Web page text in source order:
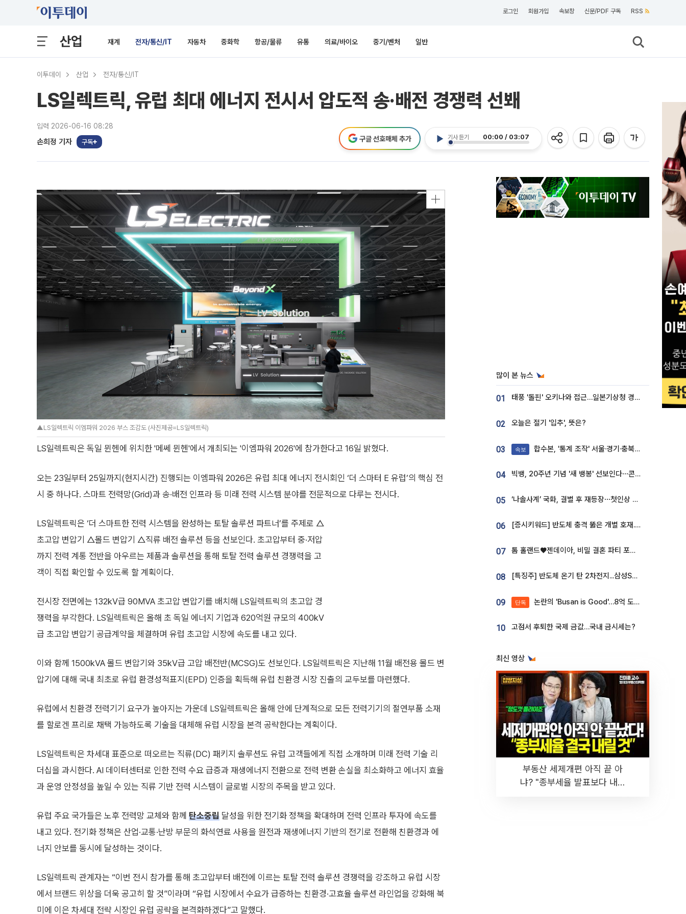
로그인 회원가입 속보창 신문/PDF 구독 RSS
산업 재계 전자/통신/IT 자동차 중화학 항공/물류 유통 의료/바이오 중기/벤처 일반
이투데이 산업 전자/통신/IT
LS일렉트릭, 유럽 최대 에너지 전시서 압도적 송·배전 경쟁력 선봬
입력 2026-06-16 08:28
손희정 기자 구독
기사 듣기 00:00 / 03:07
구글 선호매체 추가
▲LS일렉트릭 이엠파워 2026 부스 조감도 (사진제공=LS일렉트릭)
LS일렉트릭은 독일 뮌헨에 위치한 '메쎄 뮌헨'에서 개최되는 '이엠파워 2026'에 참가한다고 16일 밝혔다.
오는 23일부터 25일까지(현지시간) 진행되는 이엠파워 2026은 유럽 최대 에너지 전시회인 ‘더 스마터 E 유럽’의 핵심 전
시 중 하나다. 스마트 전력망(Grid)과 송·배전 인프라 등 미래 전력 시스템 분야를 전문적으로 다루는 전시다.
LS일렉트릭은 ‘더 스마트한 전력 시스템을 완성하는 토탈 솔루션 파트너’를 주제로 △
초고압 변압기 △몰드 변압기 △직류 배전 솔루션 등을 선보인다. 초고압부터 중·저압
까지 전력 계통 전반을 아우르는 제품과 솔루션을 통해 토탈 전력 솔루션 경쟁력을 고
객이 직접 확인할 수 있도록 할 계획이다.
전시장 전면에는 132kV급 90MVA 초고압 변압기를 배치해 LS일렉트릭의 초고압 경
쟁력을 부각한다. LS일렉트릭은 올해 초 독일 에너지 기업과 620억원 규모의 400kV
급 초고압 변압기 공급계약을 체결하며 유럽 초고압 시장에 속도를 내고 있다.
이와 함께 1500kVA 몰드 변압기와 35kV급 고압 배전반(MCSG)도 선보인다. LS일렉트릭은 지난해 11월 배전용 몰드 변
압기에 대해 국내 최초로 유럽 환경성적표지(EPD) 인증을 획득해 유럽 친환경 시장 진출의 교두보를 마련했다.
유럽에서 친환경 전력기기 요구가 높아지는 가운데 LS일렉트릭은 올해 안에 단계적으로 모든 전력기기의 절연부품 소재
를 할로겐 프리로 채택 가능하도록 기술을 대체해 유럽 시장을 본격 공략한다는 계획이다.
LS일렉트릭은 차세대 표준으로 떠오르는 직류(DC) 패키지 솔루션도 유럽 고객들에게 직접 소개하며 미래 전력 기술 리
더십을 과시한다. AI 데이터센터로 인한 전력 수요 급증과 재생에너지 전환으로 전력 변환 손실을 최소화하고 에너지 효율
과 운영 안정성을 높일 수 있는 직류 기반 전력 시스템이 글로벌 시장의 주목을 받고 있다.
유럽 주요 국가들은 노후 전력망 교체와 함께 탄소중립 달성을 위한 전기화 정책을 확대하며 전력 인프라 투자에 속도를
내고 있다. 전기화 정책은 산업·교통·난방 부문의 화석연료 사용을 원전과 재생에너지 기반의 전기로 전환해 친환경과 에
너지 안보를 동시에 달성하는 것이다.
LS일렉트릭 관계자는 “이번 전시 참가를 통해 초고압부터 배전에 이르는 토탈 전력 솔루션 경쟁력을 강조하고 유럽 시장
에서 브랜드 위상을 더욱 공고히 할 것”이라며 “유럽 시장에서 수요가 급증하는 친환경·고효율 솔루션 라인업을 강화해 북
미에 이은 차세대 전략 시장인 유럽 공략을 본격화하겠다”고 말했다.
많이 본 뉴스
01 태풍 '돌핀' 오키나와 접근…일본기상청 경로 업데이트
02 오늘은 절기 '입추', 뜻은?
03 속보 합수본, '통계 조작' 서울·경기·충북 선관위 등 추가 압수수색
04 빅뱅, 20주년 기념 '새 뱅봉' 선보인다⋯콘서트 앞두고 팝업 개최
05 ‘나솔사계’ 국화, 결별 후 재등장⋯첫인상 투표 휩쓸고 ‘인기녀’ 등극
06 [증시키워드] 반도체 충격 뚫은 개별 호재...포스코퓨처엠·에코프로·한화솔루션 '눈길'
07 톰 홀랜드♥젠데이아, 비밀 결혼 파티 포착⋯호텔 대관비만 9억
08 [특징주] 반도체 온기 탄 2차전지...삼성SDI, 장 초반 7% 넘게 껑충
09 단독 논란의 'Busan is Good'…8억 도시브랜드, 용산 대통령실 CI 업체가 수행
10 고점서 후퇴한 국제 금값…국내 금시세는?
최신 영상
부동산 세제개편 아직 끝 아
냐? "종부세율 발표보다 내릴